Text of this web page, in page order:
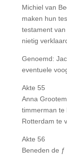
Michiel van
maken hun
testament
nietig
Genoemd:
eventuele
Akte 55
Anna
timmerman te
Rotterdam te
Akte 56
Beneden de ƒ